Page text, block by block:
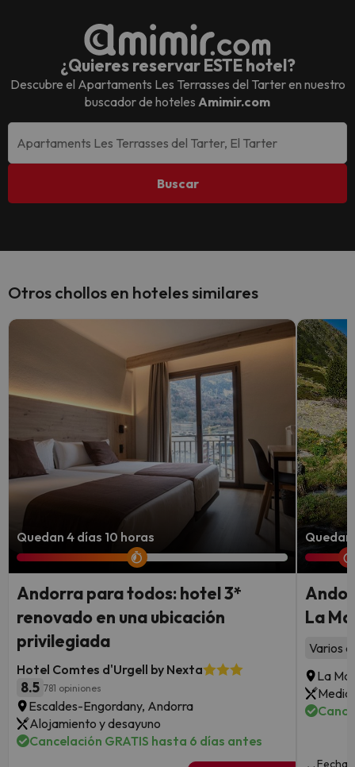
¿Quieres reservar ESTE hotel?
Descubre el Apartaments Les Terrasses del Tarteren nuestro
buscador de hoteles Amimir.com
Buscar
Otros chollos en hoteles similares
Quedan 4 días 10 horas
Andorra para todos: hotel 3*
renovado en una ubicación
privilegiada
Hotel Comtes d'Urgell by Nexta
8.5 781 opiniones
Escaldes-Engordany, Andorra
Alojamiento y desayuno
Cancelación GRATIS hasta 6 días antes
Quedan
La
Varios
La
Media